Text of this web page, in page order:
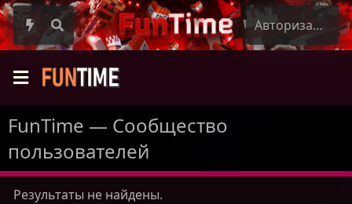
Авторизация
FunTime — Сообщество
пользователей
Результаты не найдены.